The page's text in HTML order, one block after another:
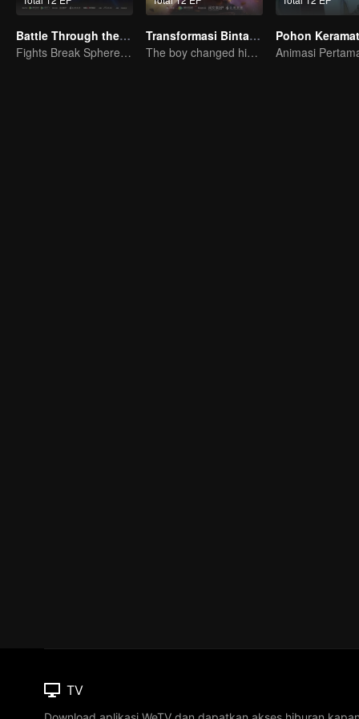
Battle Through the Heavens S3
Fights Break Sphere S3
Transformasi Bintang S1
The boy changed his life into a king
TV